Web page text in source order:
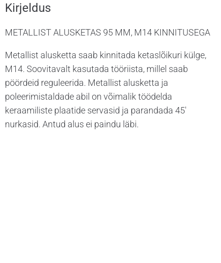
Kirjeldus
METALLIST ALUSKETAS 95 MM, M14 KINNITUSEGA
Metallist alusketta saab kinnitada ketaslõikuri külge,
M14. Soovitavalt kasutada tööriista, millel saab
pöördeid reguleerida. Metallist alusketta ja
poleerimistaldade abil on võimalik töödelda
keraamiliste plaatide servasid ja parandada 45′
nurkasid. Antud alus ei paindu läbi.